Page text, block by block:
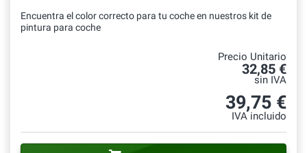
Encuentra el color correcto para tu coche en nuestros kit de
pintura para coche
Precio Unitario
32,85 €
sin IVA
39,75 €
IVA incluido